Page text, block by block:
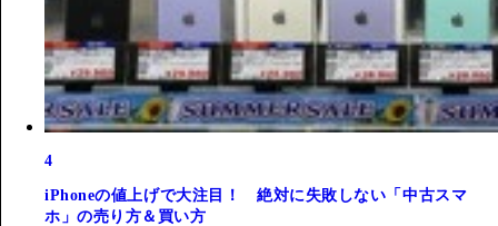
4
iPhoneの値上げで大注目！ 絶対に失敗しない「中古スマ
ホ」の売り方＆買い方